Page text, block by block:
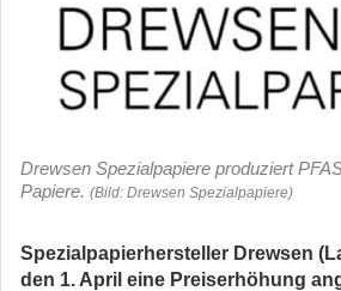
Drewsen Spezialpapiere produziert
Papiere. (Bild: Drewsen Spezialpapiere)
Spezialpapierhersteller Drewsen
den 1. April eine Preiserhöhung